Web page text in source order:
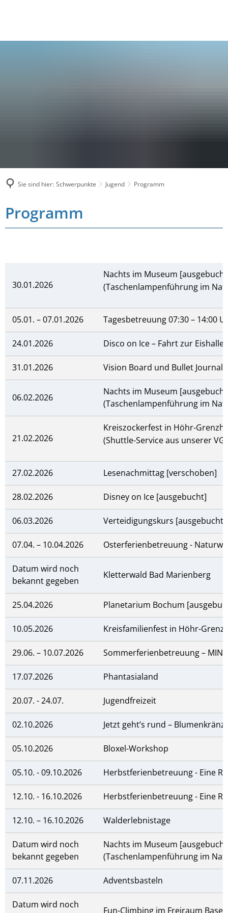
Sie sind hier: Schwerpunkte Jugend Programm
Programm
30.01.2026
Nachts im Museum
(Taschenlampenführung im
05.01. – 07.01.2026 Tagesbetreuung 07:30 – 14:00
24.01.2026 Disco on Ice – Fahrt zur
31.01.2026 Vision Board und Bullet
06.02.2026
Nachts im Museum
(Taschenlampenführung im
21.02.2026
Kreiszockerfest in Höhr-
(Shuttle-Service aus unserer
27.02.2026 Lesenachmittag [verschoben]
28.02.2026 Disney on Ice [ausgebucht]
06.03.2026 Verteidigungskurs [ausgebucht]
07.04. – 10.04.2026 Osterferienbetreuung -
Datum wird noch
bekannt gegeben
Kletterwald Bad Marienberg
25.04.2026 Planetarium Bochum
10.05.2026 Kreisfamilienfest in Höhr-
29.06. – 10.07.2026 Sommerferienbetreuung –
17.07.2026 Phantasialand
20.07. - 24.07. Jugendfreizeit
02.10.2026 Jetzt geht’s rund –
05.10.2026 Bloxel-Workshop
05.10. - 09.10.2026 Herbstferienbetreuung - Eine
12.10. - 16.10.2026 Herbstferienbetreuung - Eine
12.10. – 16.10.2026 Walderlebnistage
Datum wird noch
bekannt gegeben
Nachts im Museum
(Taschenlampenführung im
07.11.2026 Adventsbasteln
Datum wird noch
Fun-Climbing im Freiraum